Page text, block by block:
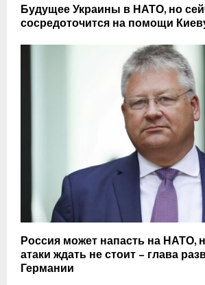
Будущее Украины в НАТО, но
сосредоточится на помощи
Россия может напасть на НАТО,
атаки ждать не стоит – глава
Германии